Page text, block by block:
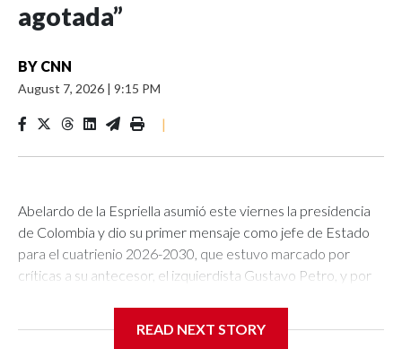
agotada”
BY CNN
August 7, 2026 | 9:15 PM
|
Abelardo de la Espriella asumió este viernes la presidencia
de Colombia y dio su primer mensaje como jefe de Estado
para el cuatrienio 2026-2030, que estuvo marcado por
críticas a su antecesor, el izquierdista Gustavo Petro, y por
líder del movimiento Defensores de la Patria, llegó por la
READ NEXT STORY